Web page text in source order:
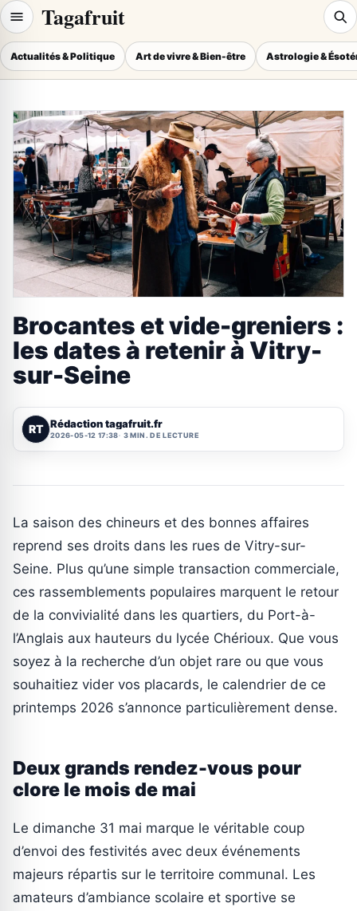
Tagafruit
Actualités & Politique Art de vivre & Bien-être Astrologie &
Brocantes et vide-greniers :
les dates à retenir à Vitry-
sur-Seine
RT Rédaction tagafruit.fr
2026-05-12 17:38 3 MIN. DE LECTURE
La saison des chineurs et des bonnes affaires
reprend ses droits dans les rues de Vitry-sur-
Seine. Plus qu’une simple transaction commerciale,
ces rassemblements populaires marquent le retour
de la convivialité dans les quartiers, du Port-à-
l’Anglais aux hauteurs du lycée Chérioux. Que vous
soyez à la recherche d’un objet rare ou que vous
souhaitiez vider vos placards, le calendrier de ce
printemps 2026 s’annonce particulièrement dense.
Deux grands rendez-vous pour
clore le mois de mai
Le dimanche 31 mai marque le véritable coup
d’envoi des festivités avec deux événements
majeurs répartis sur le territoire communal. Les
amateurs d’ambiance scolaire et sportive se